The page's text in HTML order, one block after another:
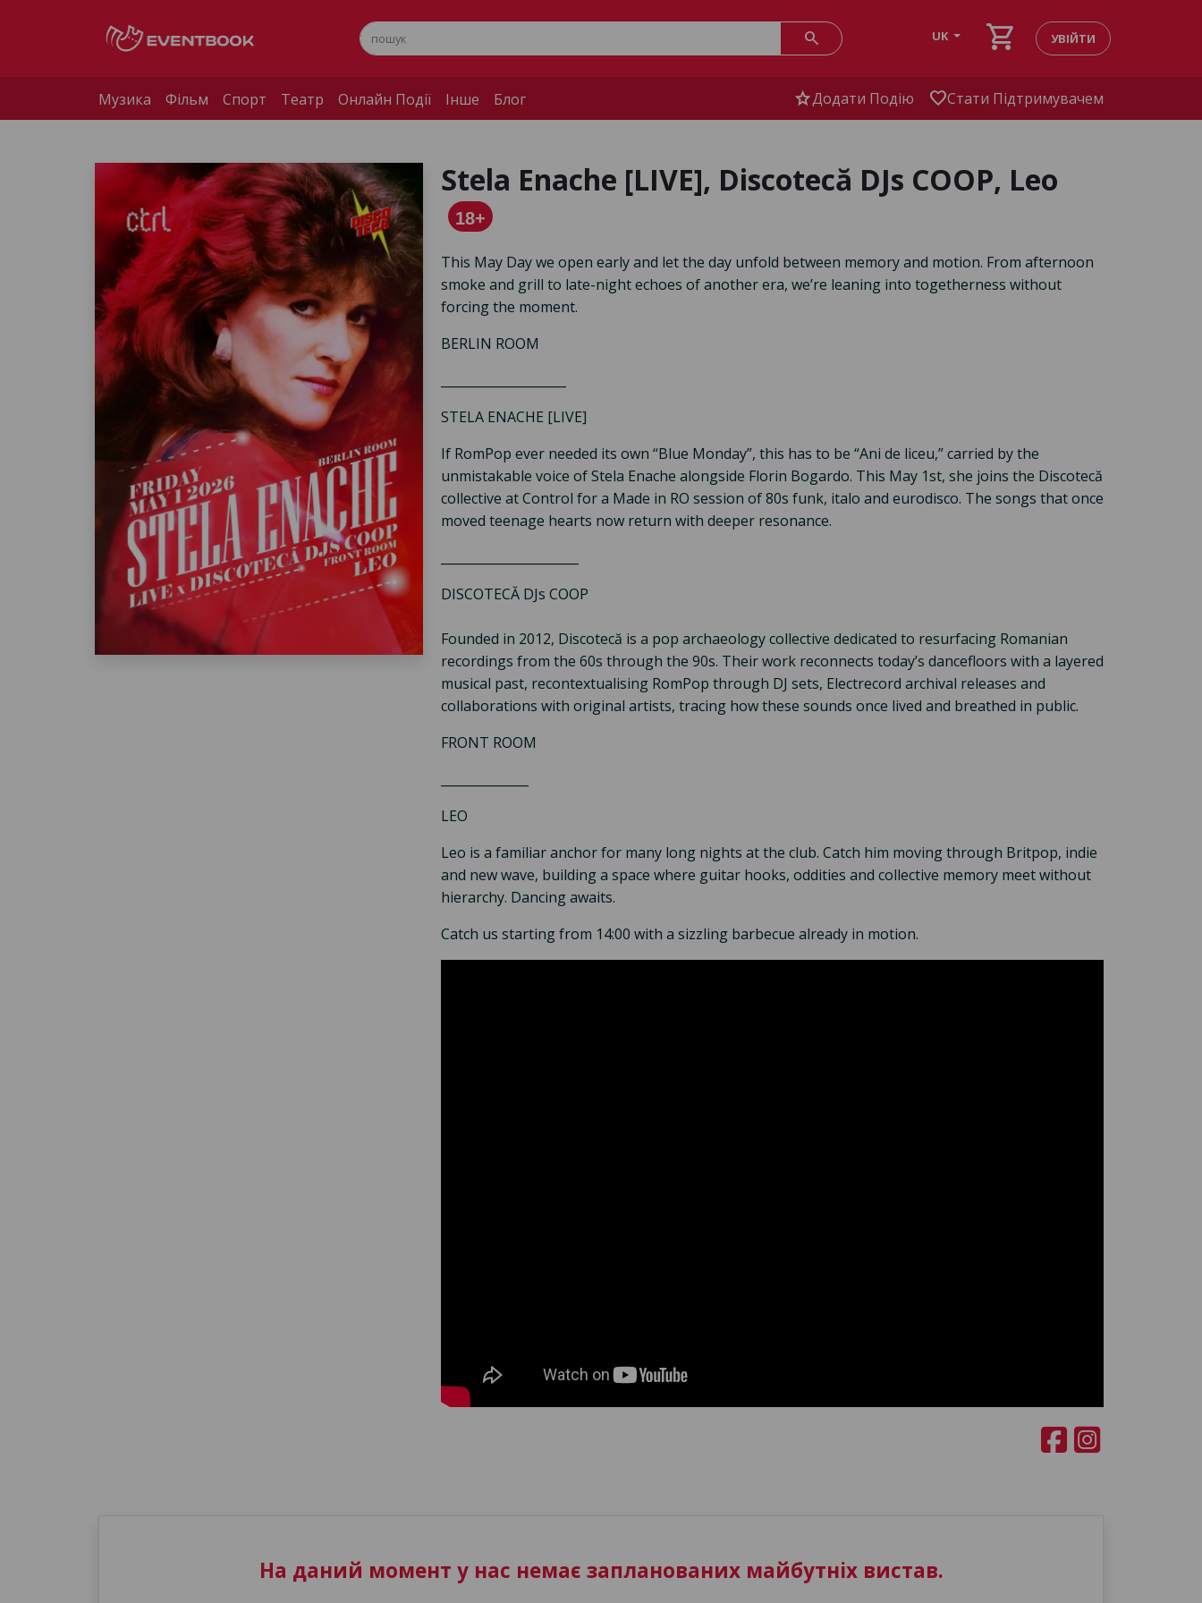
search UK shopping_cart УВІЙТИ
Музика Фільм Спорт Театр Онлайн Події Інше Блог starДодати Подію favoriteСтати Підтримувачем
Stela Enache [LIVE], Discotecă DJs COOP, Leo
18+
This May Day we open early and let the day unfold between memory and motion. From afternoon
smoke and grill to late-night echoes of another era, we’re leaning into togetherness without
forcing the moment.
BERLIN ROOM
STELA ENACHE [LIVE]
If RomPop ever needed its own “Blue Monday”, this has to be “Ani de liceu,” carried by the
unmistakable voice of Stela Enache alongside Florin Bogardo. This May 1st, she joins the Discotecă
collective at Control for a Made in RO session of 80s funk, italo and eurodisco. The songs that once
moved teenage hearts now return with deeper resonance.
DISCOTECĂ DJs COOP
Founded in 2012, Discotecă is a pop archaeology collective dedicated to resurfacing Romanian
recordings from the 60s through the 90s. Their work reconnects today’s dancefloors with a layered
musical past, recontextualising RomPop through DJ sets, Electrecord archival releases and
collaborations with original artists, tracing how these sounds once lived and breathed in public.
FRONT ROOM
LEO
Leo is a familiar anchor for many long nights at the club. Catch him moving through Britpop, indie
and new wave, building a space where guitar hooks, oddities and collective memory meet without
hierarchy. Dancing awaits.
Catch us starting from 14:00 with a sizzling barbecue already in motion.
На даний момент у нас немає запланованих майбутніх вистав.